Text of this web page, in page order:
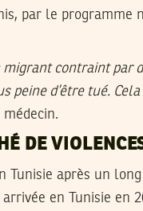
par le programme
migrant contraint par
peine d’être tué.
DE
Tunisie après un
en Tunisie en